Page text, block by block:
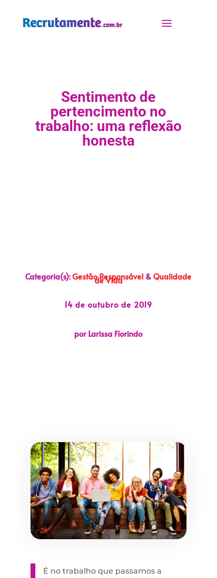
Sentimento de
pertencimento no
trabalho: uma reflexão
honesta
Categoria(s):Gestão Responsável &Qualidade
de Vida
14 de outubro de 2019
por Larissa Florindo
É no trabalho que passamos a